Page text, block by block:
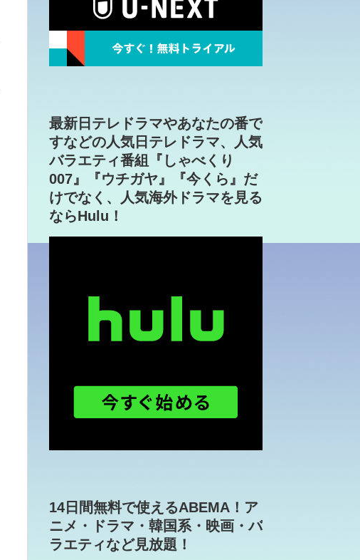
最新日テレドラマやあなたの番で
すなどの人気日テレドラマ、人気
バラエティ番組『しゃべくり
007』『ウチガヤ』『今くら』だ
けでなく、人気海外ドラマを見る
ならHulu！
14日間無料で使えるABEMA！ア
ニメ・ドラマ・韓国系・映画・バ
ラエティなど見放題！